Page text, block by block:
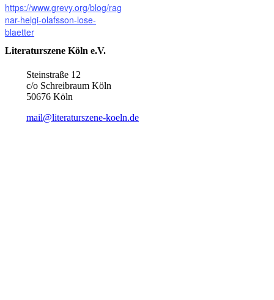
https://www.grevy.org/blog/rag
nar-helgi-olafsson-lose-
blaetter
Literaturszene Köln e.V.
Steinstraße 12
c/o Schreibraum Köln
50676 Köln
mail@literaturszene-koeln.de